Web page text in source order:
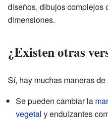
diseños, dibujos complejos
dimensiones.
¿Existen otras
Sí, hay muchas maneras
Se pueden cambiar la
vegetal y endulzantes